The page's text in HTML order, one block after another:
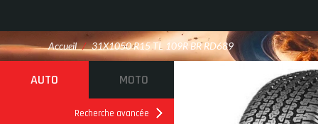
Accueil / 31X1050 R15 TL 109R BR RD689
AUTO MOTO
Recherche avancée